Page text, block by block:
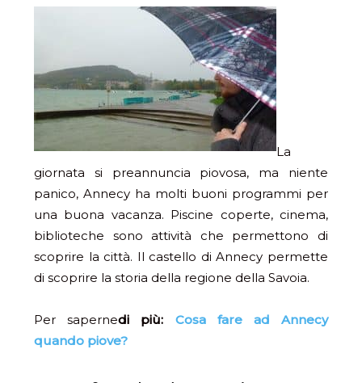
La
giornata si preannuncia piovosa, ma niente
panico, Annecy ha molti buoni programmi per
una buona vacanza. Piscine coperte, cinema,
biblioteche sono attività che permettono di
scoprire la città. Il castello di Annecy permette
di scoprire la storia della regione della Savoia.
Per sapernedi più: Cosa fare ad Annecy
quando piove?